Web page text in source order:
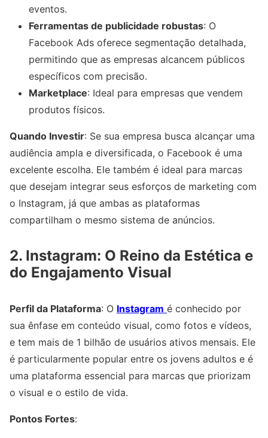
eventos.
Ferramentas de publicidade robustas: O
Facebook Ads oferece segmentação detalhada,
permitindo que as empresas alcancem públicos
específicos com precisão.
Marketplace: Ideal para empresas que vendem
produtos físicos.
Quando Investir: Se sua empresa busca alcançar uma
audiência ampla e diversificada, o Facebook é uma
excelente escolha. Ele também é ideal para marcas
que desejam integrar seus esforços de marketing com
o Instagram, já que ambas as plataformas
compartilham o mesmo sistema de anúncios.
2. Instagram: O Reino da Estética e
do Engajamento Visual
Perfil da Plataforma: O Instagram é conhecido por
sua ênfase em conteúdo visual, como fotos e vídeos,
e tem mais de 1 bilhão de usuários ativos mensais. Ele
é particularmente popular entre os jovens adultos e é
uma plataforma essencial para marcas que priorizam
o visual e o estilo de vida.
Pontos Fortes: